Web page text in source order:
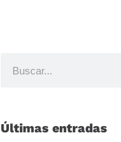
Últimas entradas